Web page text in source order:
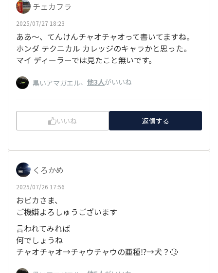
チェカフラ
2025/07/27 18:23
ああ～、てんけんチャオチャオって書いてますね。
ホンダ テクニカル カレッジのキャラかと思った。
マイ ディーラーでは見たこと無いです。
黒いアマガエル、 他3人がいいね
いいね 返信する
くろかめ
2025/07/26 17:56
おピカさま、
ご機嫌よろしゅうございます
言われてみれば
何でしょうね
チャオチャオ→チャウチャウの亜種⁉️→犬？🙄